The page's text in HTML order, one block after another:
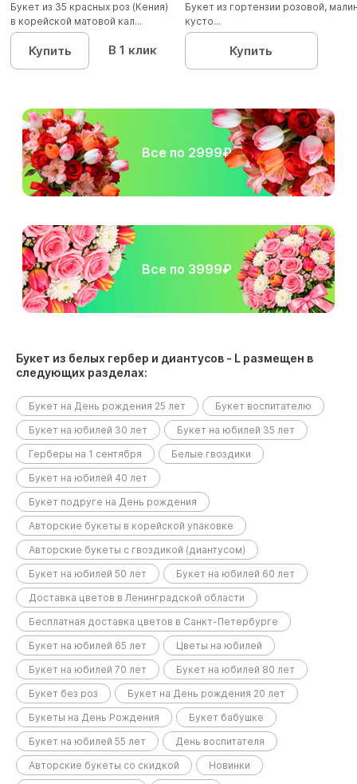
Букет из 35 красных роз (Кения)
в корейской матовой кал...
Купить В 1 клик
Букет из гортензии розовой,
кусто...
Купить
Все по 2999₽
Все по 3999₽
Букет из белых гербер и диантусов - L размещен в
следующих разделах:
Букет на День рождения 25 лет
Букет воспитателю
Букет на юбилей 30 лет
Букет на юбилей 35 лет
Герберы на 1 сентября
Белые гвоздики
Букет на юбилей 40 лет
Букет подруге на День рождения
Авторские букеты в корейской упаковке
Авторские букеты с гвоздикой (диантусом)
Букет на юбилей 50 лет
Букет на юбилей 60 лет
Доставка цветов в Ленинградской области
Бесплатная доставка цветов в Санкт-Петербурге
Букет на юбилей 65 лет
Цветы на юбилей
Букет на юбилей 70 лет
Букет на юбилей 80 лет
Букет без роз
Букет на День рождения 20 лет
Букеты на День Рождения
Букет бабушке
Букет на юбилей 55 лет
День воспитателя
Авторские букеты со скидкой
Новинки